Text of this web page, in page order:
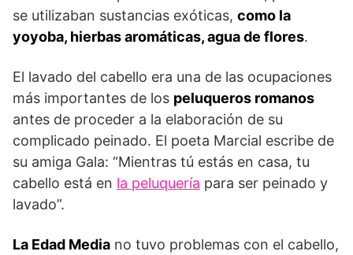
se utilizaban sustancias exóticas, como la
yoyoba, hierbas aromáticas, agua de flores.
El lavado del cabello era una de las ocupaciones
más importantes de los peluqueros romanos
antes de proceder a la elaboración de su
complicado peinado. El poeta Marcial escribe de
su amiga Gala: “Mientras tú estás en casa, tu
cabello está en la peluquería para ser peinado y
lavado”.
La Edad Media no tuvo problemas con el cabello,